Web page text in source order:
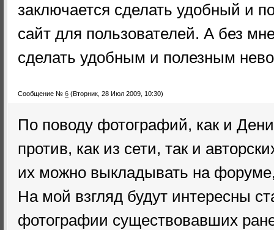
заключается сделать удобный и
сайт для пользователей. А без
сделать удобным и полезным
Сообщение № 6 (Вторник, 28 Июл 2009, 10:30)
По поводу фотографий, как и
против, как из сети, так и
их можно выкладывать на
На мой взгляд будут интересны
фотографии существовавших